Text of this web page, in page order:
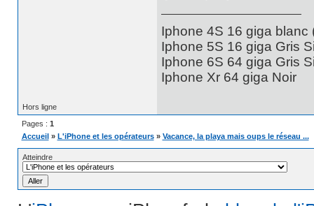
Iphone 4S 16 giga blanc
Iphone 5S 16 giga Gris
Iphone 6S 64 giga Gris
Iphone Xr 64 giga Noir
Hors ligne
Pages : 1
Accueil » L'iPhone et les opérateurs » Vacance, la playa mais oups le réseau ...
Atteindre